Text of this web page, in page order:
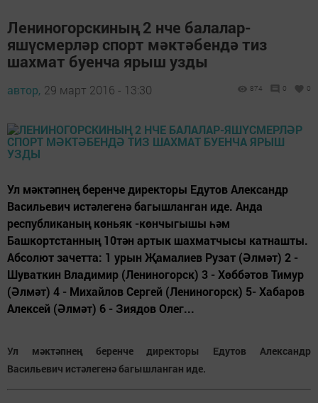
Лениногорскиның 2 нче балалар-
яшүсмерләр спорт мәктәбендә тиз
шахмат буенча ярыш узды
автор, 29 март 2016 - 13:30 874 0 0
Ул мәктәпнең беренче директоры Едутов Александр
Васильевич истәлегенә багышланган иде. Анда
республиканың көньяк -көнчыгышы һәм
Башкортстанның 10тән артык шахматчысы катнашты.
Абсолют зачетта: 1 урын Җамалиев Рузат (Әлмәт) 2 -
Шуваткин Владимир (Лениногорск) 3 - Хөббәтов Тимур
(Әлмәт) 4 - Михайлов Сергей (Лениногорск) 5- Хабаров
Алексей (Әлмәт) 6 - Зиядов Олег...
Ул мәктәпнең беренче директоры Едутов Александр
Васильевич истәлегенә багышланган иде.